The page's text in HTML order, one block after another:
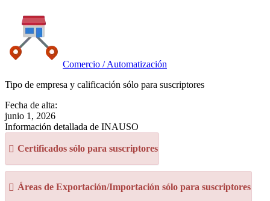
Comercio / Automatización
Tipo de empresa y calificación sólo para suscriptores
Fecha de alta:
junio 1, 2026
Información detallada de INAUSO
Certificados sólo para suscriptores
Áreas de Exportación/Importación sólo para suscriptores